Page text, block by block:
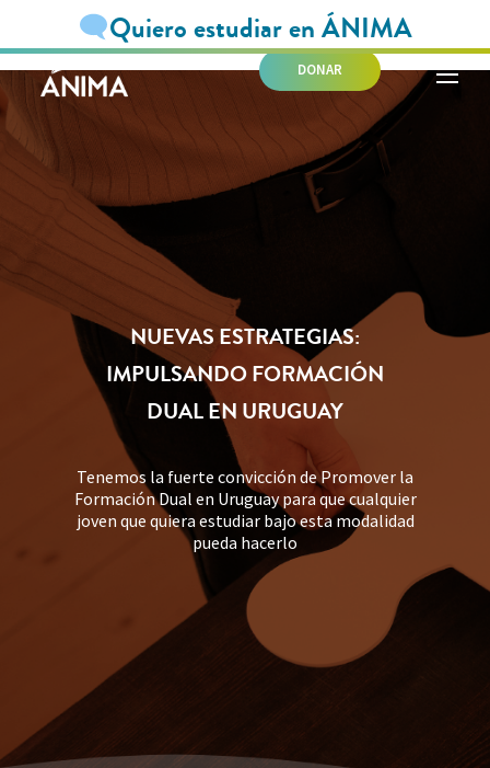
Quiero estudiar en ÁNIMA
DONAR
NUEVAS ESTRATEGIAS:
IMPULSANDO FORMACIÓN
DUAL EN URUGUAY
Tenemos la fuerte convicción de Promover la
Formación Dual en Uruguay para que cualquier
joven que quiera estudiar bajo esta modalidad
pueda hacerlo